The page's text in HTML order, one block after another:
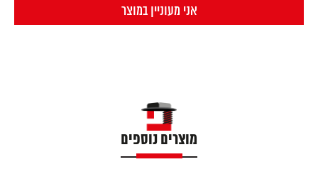
מוצרים נוספים